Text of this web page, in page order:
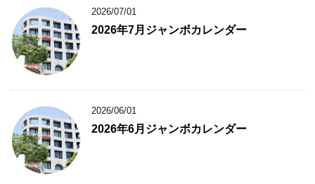
2026/07/01
2026年7月ジャンボカレンダー
2026/06/01
2026年6月ジャンボカレンダー